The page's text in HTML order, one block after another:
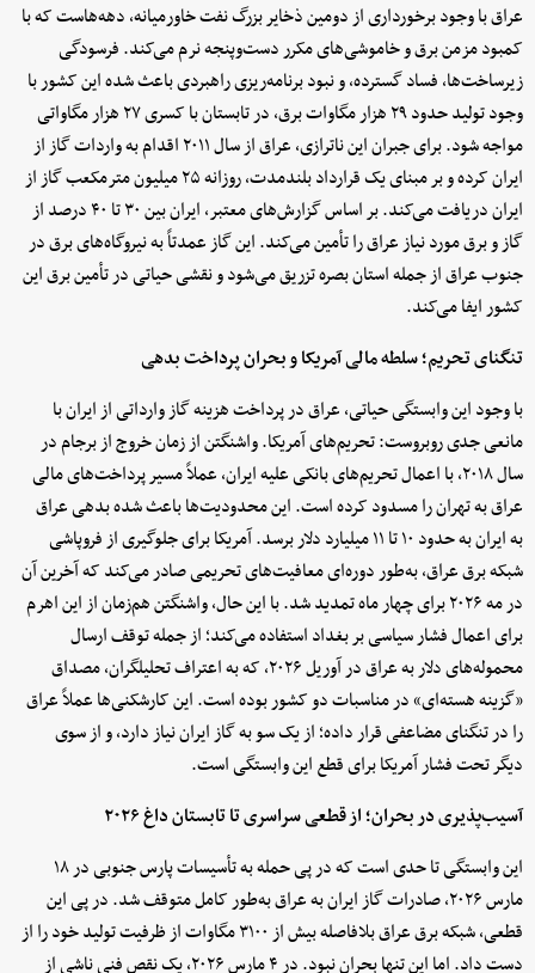
عراق با وجود برخورداری از دومین ذخایر بزرگ نفت خاورمیانه، دهه‌هاست که با
کمبود مزمن برق و خاموشی‌های مکرر دست‌وپنجه نرم می‌کند. فرسودگی
زیرساخت‌ها، فساد گسترده، و نبود برنامه‌ریزی راهبردی باعث شده این کشور با
وجود تولید حدود ۲۹ هزار مگاوات برق، در تابستان با کسری ۲۷ هزار مگاواتی
مواجه شود. برای جبران این ناترازی، عراق از سال ۲۰۱۱ اقدام به واردات گاز از
ایران کرده و بر مبنای یک قرارداد بلندمدت، روزانه ۲۵ میلیون مترمکعب گاز از
ایران دریافت می‌کند. بر اساس گزارش‌های معتبر، ایران بین ۳۰ تا ۴۰ درصد از
گاز و برق مورد نیاز عراق را تأمین می‌کند. این گاز عمدتاً به نیروگاه‌های برق در
جنوب عراق از جمله استان بصره تزریق می‌شود و نقشی حیاتی در تأمین برق این
کشور ایفا می‌کند.
تنگنای تحریم؛ سلطه مالی آمریکا و بحران پرداخت بدهی
با وجود این وابستگی حیاتی، عراق در پرداخت هزینه گاز وارداتی از ایران با
مانعی جدی روبروست: تحریم‌های آمریکا. واشنگتن از زمان خروج از برجام در
سال ۲۰۱۸، با اعمال تحریم‌های بانکی علیه ایران، عملاً مسیر پرداخت‌های مالی
عراق به تهران را مسدود کرده است. این محدودیت‌ها باعث شده بدهی عراق
به ایران به حدود ۱۰ تا ۱۱ میلیارد دلار برسد. آمریکا برای جلوگیری از فروپاشی
شبکه برق عراق، به‌طور دوره‌ای معافیت‌های تحریمی صادر می‌کند که آخرین آن
در مه ۲۰۲۶ برای چهار ماه تمدید شد. با این حال، واشنگتن هم‌زمان از این اهرم
برای اعمال فشار سیاسی بر بغداد استفاده می‌کند؛ از جمله توقف ارسال
محموله‌های دلار به عراق در آوریل ۲۰۲۶، که به اعتراف تحلیلگران، مصداق
«گزینه هسته‌ای» در مناسبات دو کشور بوده است. این کارشکنی‌ها عملاً عراق
را در تنگنای مضاعفی قرار داده؛ از یک سو به گاز ایران نیاز دارد، و از سوی
دیگر تحت فشار آمریکا برای قطع این وابستگی است.
آسیب‌پذیری در بحران؛ از قطعی سراسری تا تابستان داغ ۲۰۲۶
این وابستگی تا حدی است که در پی حمله به تأسیسات پارس جنوبی در ۱۸
مارس ۲۰۲۶، صادرات گاز ایران به عراق به‌طور کامل متوقف شد. در پی این
قطعی، شبکه برق عراق بلافاصله بیش از ۳۱۰۰ مگاوات از ظرفیت تولید خود را از
دست داد. اما این تنها بحران نبود. در ۴ مارس ۲۰۲۶، یک نقص فنی ناشی از